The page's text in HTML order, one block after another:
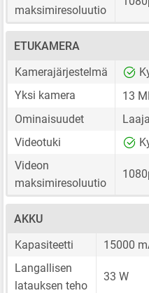
maksimiresoluutio
ETUKAMERA
Kamerajärjestelmä
Yksi kamera
13
Ominaisuudet
Videotuki
Videon
maksimiresoluutio
AKKU
Kapasiteetti
15000
Langallisen
latauksen teho
33 W